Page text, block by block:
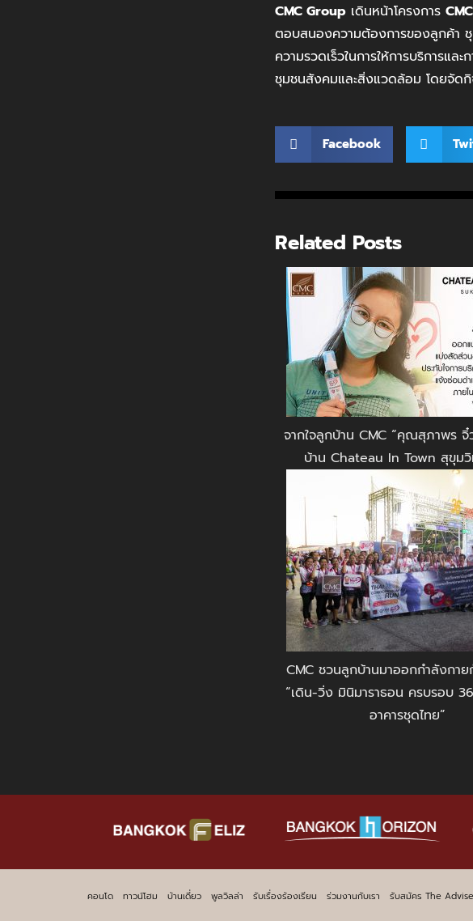
CMC Group เดินหน้าโครงการ
ตอบสนองความต้องการของลูกค้า ชุ
ความรวดเร็วในการให้การบริการแ
ชุมชนสังคมและสิ่งแวดล้อม โดยจัด
Facebook
Related Posts
จากใจลูกบ้าน CMC “คุณสุภาพร จิ๋
บ้าน Chateau In Town สุขุม
CMC ชวนลูกบ้านมาออกกำลังกา
“เดิน-วิ่ง มินิมาราธอน ครบรอบ
อาคารชุดไทย”
คอนโด ทาวน์โฮม บ้านเดี่ยว พูลวิลล่า รับเรื่องร้องเรียน ร่วมงานกับเรา รับสมัคร The